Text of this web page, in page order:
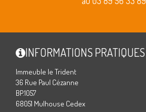
INFORMATIONS PRATIQUES
Immeuble le Trident
36 Rue Paul Cézanne
BP.1057
68051 Mulhouse Cedex